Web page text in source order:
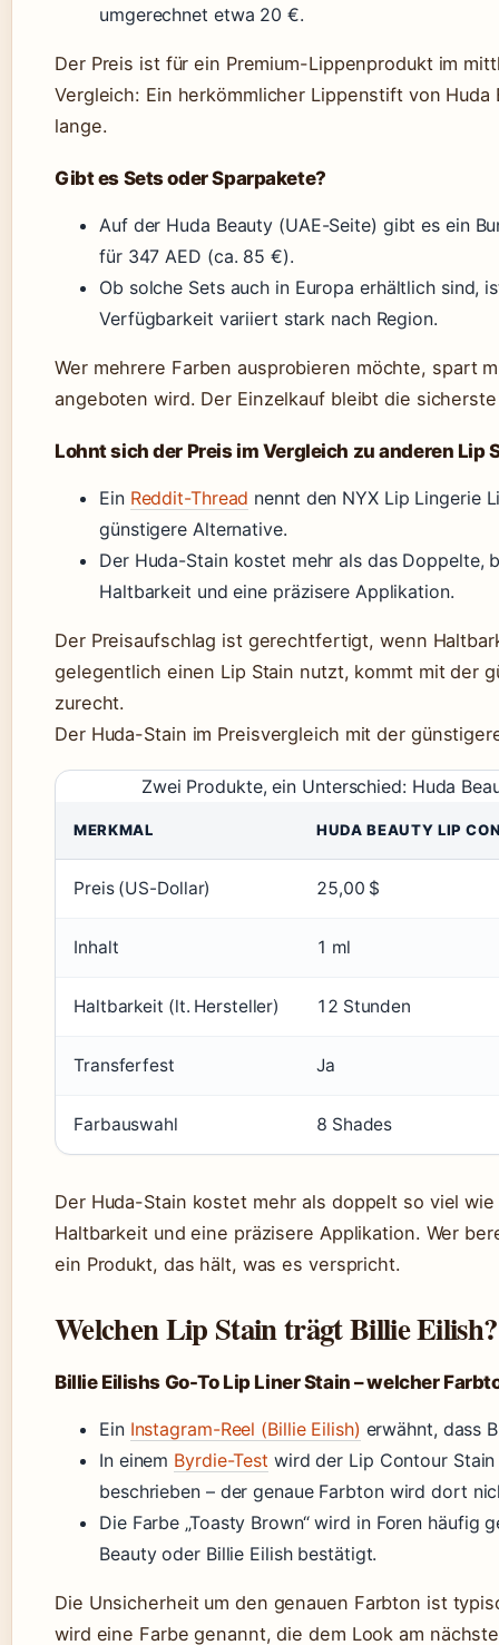
umgerechnet etwa 20 €.
Der Preis ist für ein Premium-Lippenprodukt im
Vergleich: Ein herkömmlicher Lippenstift von
lange.
Gibt es Sets oder Sparpakete?
Auf der Huda Beauty (UAE-Seite) gibt es ein
für 347 AED (ca. 85 €).
Ob solche Sets auch in Europa erhältlich sind,
Verfügbarkeit variiert stark nach Region.
Wer mehrere Farben ausprobieren möchte, spart
angeboten wird. Der Einzelkauf bleibt die
Lohnt sich der Preis im Vergleich zu anderen Lip
Ein Reddit-Thread nennt den NYX Lip Lingerie
günstigere Alternative.
Der Huda-Stain kostet mehr als das Doppelte,
Haltbarkeit und eine präzisere Applikation.
Der Preisaufschlag ist gerechtfertigt, wenn
gelegentlich einen Lip Stain nutzt, kommt mit der
zurecht.
Der Huda-Stain im Preisvergleich mit der
Zwei Produkte, ein Unterschied: Huda
MERKMAL HUDA BEAUTY LIP
Preis (US-Dollar) 25,00 $
Inhalt 1 ml
Haltbarkeit (lt. Hersteller) 12 Stunden
Transferfest Ja
Farbauswahl 8 Shades
Der Huda-Stain kostet mehr als doppelt so viel
Haltbarkeit und eine präzisere Applikation. Wer
ein Produkt, das hält, was es verspricht.
Welchen Lip Stain trägt Billie Eilish?
Billie Eilishs Go-To Lip Liner Stain – welcher
Ein Instagram-Reel (Billie Eilish) erwähnt, dass
In einem Byrdie-Test wird der Lip Contour
beschrieben – der genaue Farbton wird dort
Die Farbe „Toasty Brown“ wird in Foren
Beauty oder Billie Eilish bestätigt.
Die Unsicherheit um den genauen Farbton ist
wird eine Farbe genannt, die dem Look am